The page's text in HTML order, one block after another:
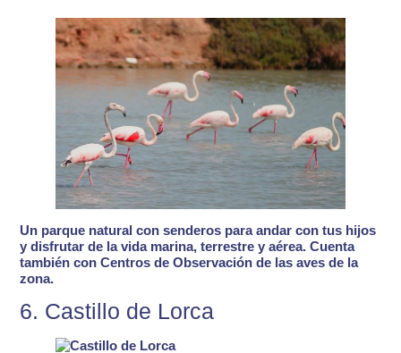
Un parque natural con senderos para andar con tus hijos
y disfrutar de la vida marina, terrestre y aérea. Cuenta
también con Centros de Observación de las aves de la
zona.
6. Castillo de Lorca